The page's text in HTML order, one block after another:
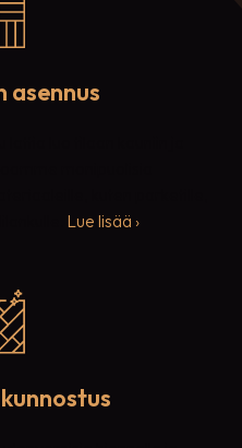
asennus
Lue lisää ›